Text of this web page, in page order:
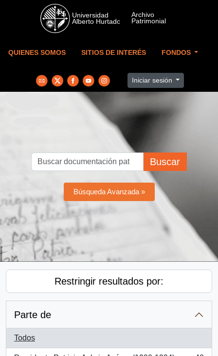
Skip to main content
QUIENES SOMOS SITIOS DE INTERÉS FONDOS
Iniciar sesión
Buscar
Búsqueda Avanzada »
Restringir resultados por:
Parte de
Todos